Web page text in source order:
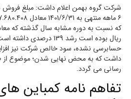
شرکت گروه بهمن اعلام داشت: مبلغ فروش
ریال بوده است رشد 139
حسابرسی نشده، سود خالص شرکت نیز
داشت که به محض نهایی شدن؛ موضوع از
رسانی می گردد.
تفاهم نامه کمباین